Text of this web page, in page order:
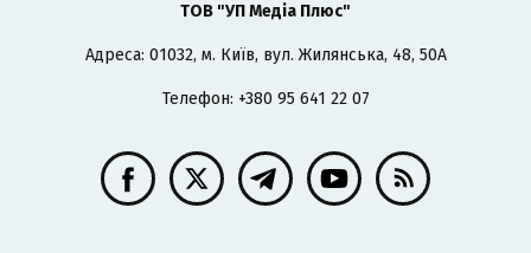
ТОВ "УП Медіа Плюс"
Адреса: 01032, м. Київ, вул. Жилянська, 48, 50А
Телефон: +380 95 641 22 07